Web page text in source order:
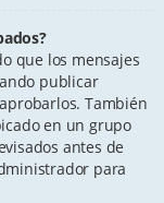
que los mensajes
publicar
También
en un grupo
antes de
para